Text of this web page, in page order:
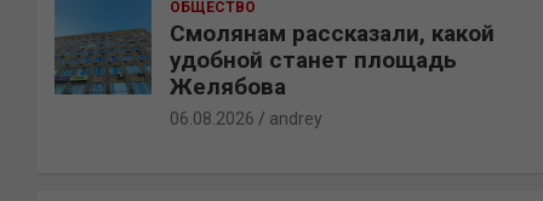
ОБЩЕСТВО
Смолянам рассказали, какой
удобной станет площадь
Желябова
06.08.2026 andrey